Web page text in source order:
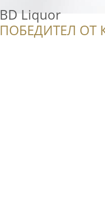
BD Liquor
ПОБЕДИТЕЛ ОТ